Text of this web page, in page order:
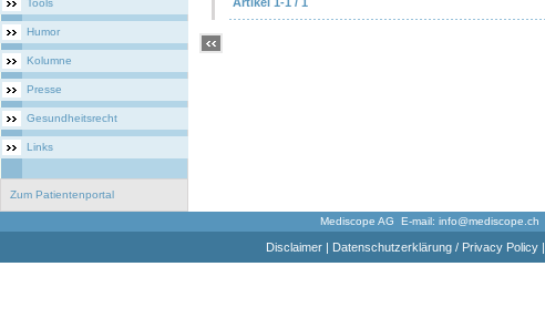
Tools
Humor
Kolumne
Presse
Gesundheitsrecht
Links
Zum Patientenportal
Mediscope AG E-mail: info@mediscope.ch
Disclaimer| Datenschutzerklärung / Privacy Policy|